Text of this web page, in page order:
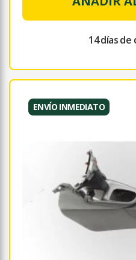
14 días de
ENVÍO INMEDIATO